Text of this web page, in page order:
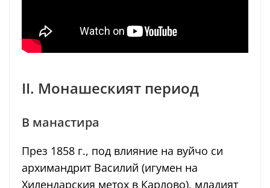
II. Монашеският период
В манастира
През 1858 г., под влияние на вуйчо си
архимандрит Василий (игумен на
Хилендарския метох в Карлово), младият